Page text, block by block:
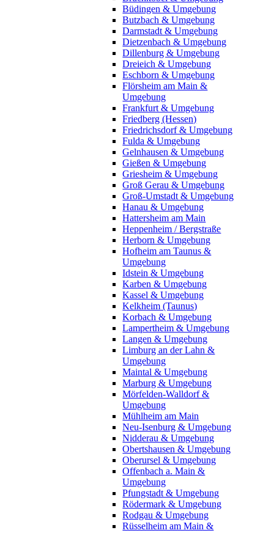
Büdingen & Umgebung
Butzbach & Umgebung
Darmstadt & Umgebung
Dietzenbach & Umgebung
Dillenburg & Umgebung
Dreieich & Umgebung
Eschborn & Umgebung
Flörsheim am Main &
Umgebung
Frankfurt & Umgebung
Friedberg (Hessen)
Friedrichsdorf & Umgebung
Fulda & Umgebung
Gelnhausen & Umgebung
Gießen & Umgebung
Griesheim & Umgebung
Groß Gerau & Umgebung
Groß-Umstadt & Umgebung
Hanau & Umgebung
Hattersheim am Main
Heppenheim / Bergstraße
Herborn & Umgebung
Hofheim am Taunus &
Umgebung
Idstein & Umgebung
Karben & Umgebung
Kassel & Umgebung
Kelkheim (Taunus)
Korbach & Umgebung
Lampertheim & Umgebung
Langen & Umgebung
Limburg an der Lahn &
Umgebung
Maintal & Umgebung
Marburg & Umgebung
Mörfelden-Walldorf &
Umgebung
Mühlheim am Main
Neu-Isenburg & Umgebung
Nidderau & Umgebung
Obertshausen & Umgebung
Oberursel & Umgebung
Offenbach a. Main &
Umgebung
Pfungstadt & Umgebung
Rödermark & Umgebung
Rodgau & Umgebung
Rüsselheim am Main &